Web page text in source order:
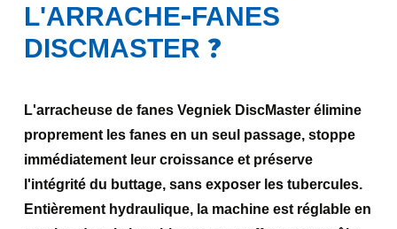
L'ARRACHE-FANES
DISCMASTER ?
L'arracheuse de fanes Vegniek DiscMaster élimine
proprement les fanes en un seul passage, stoppe
immédiatement leur croissance et préserve
l'intégrité du buttage, sans exposer les tubercules.
Entièrement hydraulique, la machine est réglable en